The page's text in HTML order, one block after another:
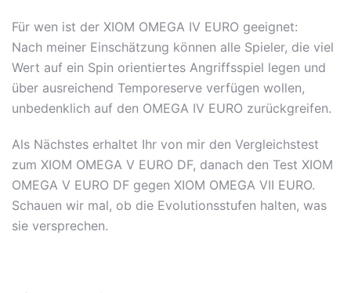
Für wen ist der XIOM OMEGA IV EURO geeignet:
Nach meiner Einschätzung können alle Spieler, die viel
Wert auf ein Spin orientiertes Angriffsspiel legen und
über ausreichend Temporeserve verfügen wollen,
unbedenklich auf den OMEGA IV EURO zurückgreifen.
Als Nächstes erhaltet Ihr von mir den Vergleichstest
zum XIOM OMEGA V EURO DF, danach den Test XIOM
OMEGA V EURO DF gegen XIOM OMEGA VII EURO.
Schauen wir mal, ob die Evolutionsstufen halten, was
sie versprechen.